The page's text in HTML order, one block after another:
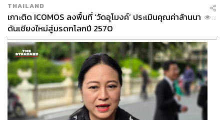
THAILAND
เกาะติด ICOMOS ลงพื้นที่ ‘วัดอุโมงค์’ ประเมินคุณค่าล้านนา
ดันเชียงใหม่สู่มรดกโลกปี 2570
...